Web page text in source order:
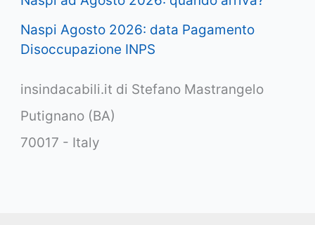
Naspi Agosto 2026: data Pagamento
Disoccupazione INPS
insindacabili.it di Stefano Mastrangelo
Putignano (BA)
70017 - Italy